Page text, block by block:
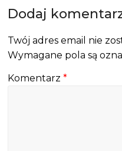
Dodaj
Twój adres email nie
Wymagane pola są
Komentarz*